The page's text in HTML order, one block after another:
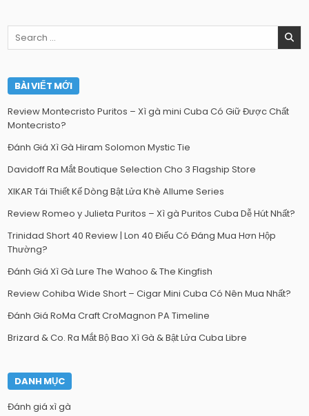
Search
BÀI VIẾT MỚI
Review Montecristo Puritos – Xì gà mini Cuba Có Giữ Được Chất
Montecristo?
Đánh Giá Xì Gà Hiram Solomon Mystic Tie
Davidoff Ra Mắt Boutique Selection Cho 3 Flagship Store
XIKAR Tái Thiết Kế Dòng Bật Lửa Khè Allume Series
Review Romeo y Julieta Puritos – Xì gà Puritos Cuba Dễ Hút Nhất?
Trinidad Short 40 Review | Lon 40 Điếu Có Đáng Mua Hơn Hộp
Thường?
Đánh Giá Xì Gà Lure The Wahoo & The Kingfish
Review Cohiba Wide Short – Cigar Mini Cuba Có Nên Mua Nhất?
Đánh Giá RoMa Craft CroMagnon PA Timeline
Brizard & Co. Ra Mắt Bộ Bao Xì Gà & Bật Lửa Cuba Libre
DANH MỤC
Đánh giá xì gà